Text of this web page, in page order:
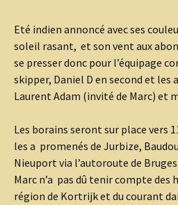
Eté indien annoncé avec ses
soleil rasant, et son vent aux
se presser donc pour l’équipage
skipper, Daniel D en second et les
Laurent Adam (invité de Marc) et
Les borains seront sur place vers
les a promenés de Jurbize,
Nieuport via l’autoroute de
Marc n’a pas dû tenir compte des
région de Kortrijk et du courant